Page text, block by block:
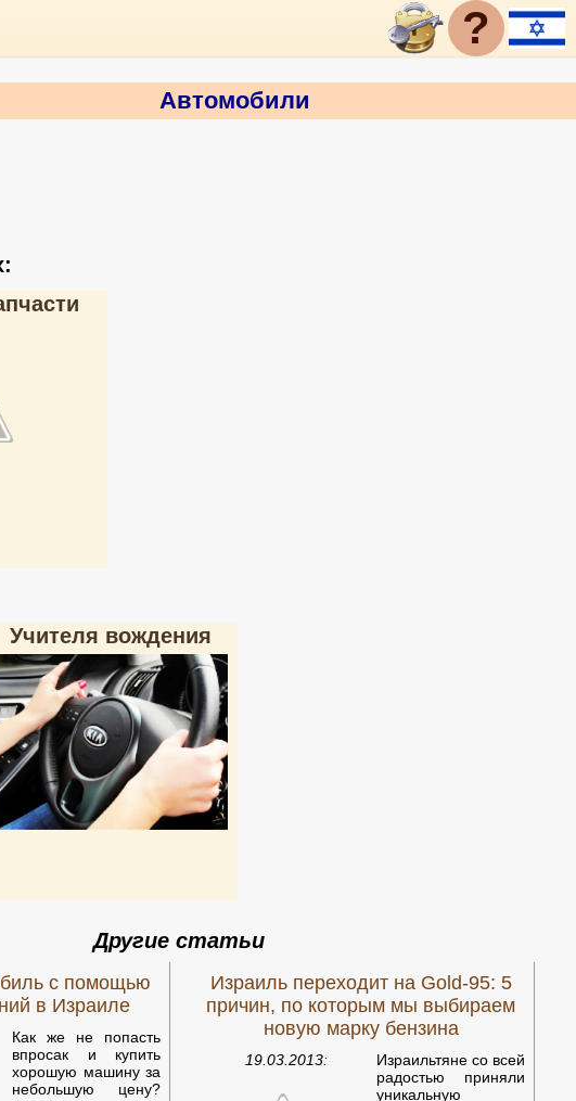
?
Автомобили
Учителя вождения
Другие статьи
с помощью
в Израиле
Как же не попасть
впросак и купить
хорошую машину за
небольшую цену?
Израиль переходит на Gold-95: 5
причин, по которым мы выбираем
новую марку бензина
19.03.2013:
Израильтяне со всей
радостью приняли
уникальную